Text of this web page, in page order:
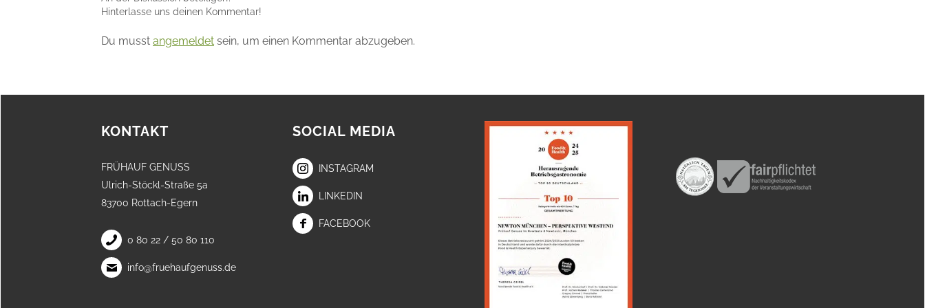
Hinterlasse uns deinen Kommentar!
Du musst angemeldet sein, um einen Kommentar abzugeben.
KONTAKT
FRÜHAUF GENUSS
Ulrich-Stöckl-Straße 5a
83700 Rottach-Egern
0 80 22 / 50 80 110
info@fruehaufgenuss.de
SOCIAL MEDIA
INSTAGRAM
LINKEDIN
FACEBOOK